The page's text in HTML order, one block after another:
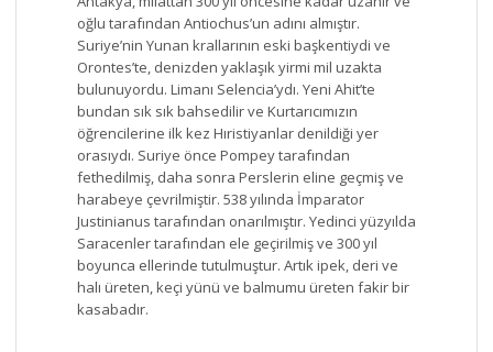
oğlu tarafından Antiochus’un adını almıştır.
Suriye’nin Yunan krallarının eski başkentiydi ve
Orontes’te, denizden yaklaşık yirmi mil uzakta
bulunuyordu. Limanı Selencia’ydı. Yeni Ahit’te
bundan sık sık bahsedilir ve Kurtarıcımızın
öğrencilerine ilk kez Hıristiyanlar denildiği yer
orasıydı. Suriye önce Pompey tarafından
fethedilmiş, daha sonra Perslerin eline geçmiş ve
harabeye çevrilmiştir. 538 yılında İmparator
Justinianus tarafından onarılmıştır. Yedinci yüzyılda
Saracenler tarafından ele geçirilmiş ve 300 yıl
boyunca ellerinde tutulmuştur. Artık ipek, deri ve
halı üreten, keçi yünü ve balmumu üreten fakir bir
kasabadır.